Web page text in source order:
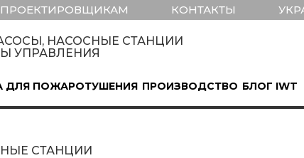
ПРОЕКТИРОВЩИКАМ КОНТАКТЫ
НАСОСНЫЕ СТАНЦИИ
УПРАВЛЕНИЯ
ДЛЯ ПОЖАРОТУШЕНИЯ ПРОИЗВОДСТВО БЛОГ IWT
СТАНЦИИ